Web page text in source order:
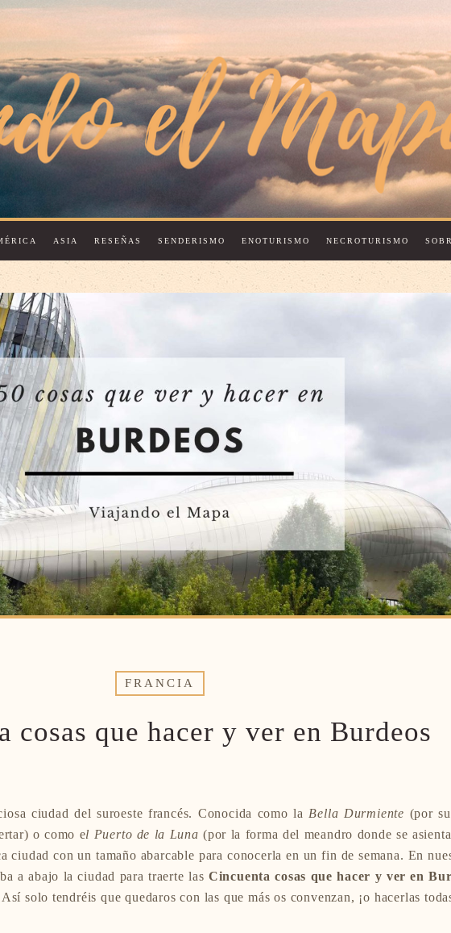
ASIA RESEÑAS SENDERISMO ENOTURISMO NECROTURISMO
FRANCIA
cosas que hacer y ver en Burdeos
ciudad del suroeste francés. Conocida como la Bella Durmiente (por
o como el Puerto de la Luna (por la forma del meandro donde se
ciudad con un tamaño abarcable para conocerla en un fin de semana. En
a abajo la ciudad para traerte las Cincuenta cosas que hacer y ver en
solo tendréis que quedaros con las que más os convenzan, ¡o hacerlas